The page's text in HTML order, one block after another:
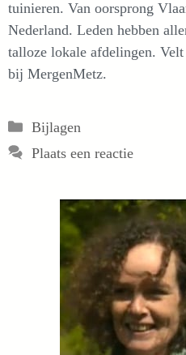
tuinieren. Van oorsprong
Nederland. Leden hebben
talloze lokale afdelingen.
bij MergenMetz.
Categorieën
Bijlagen
Plaats een reactie